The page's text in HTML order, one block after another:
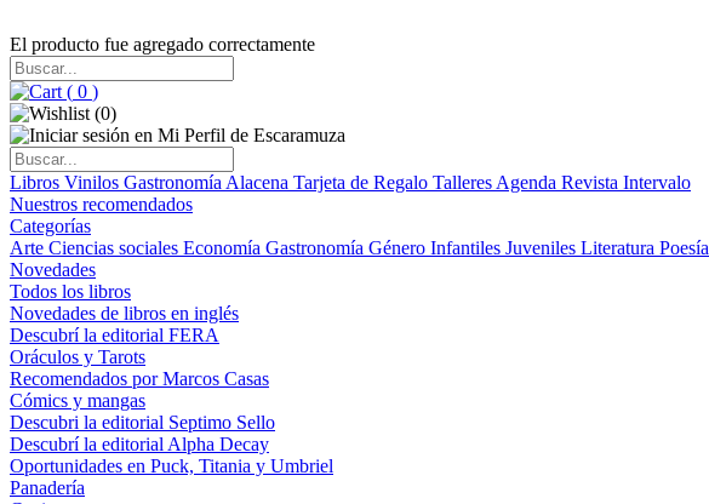
El producto fue agregado correctamente
( 0 )
(0)
Libros Vinilos Gastronomía Alacena Tarjeta de Regalo Talleres Agenda Revista Intervalo
Nuestros recomendados
Categorías
Arte Ciencias sociales Economía Gastronomía Género Infantiles Juveniles Literatura Poesía
Novedades
Todos los libros
Novedades de libros en inglés
Descubrí la editorial FERA
Oráculos y Tarots
Recomendados por Marcos Casas
Cómics y mangas
Descubri la editorial Septimo Sello
Descubrí la editorial Alpha Decay
Oportunidades en Puck, Titania y Umbriel
Panadería